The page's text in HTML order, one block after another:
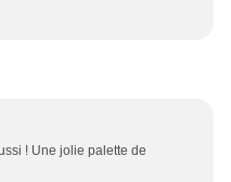
! Une jolie palette de